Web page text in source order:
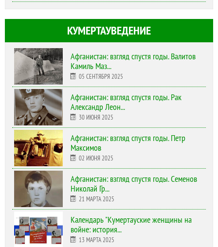
КУМЕРТАУВЕДЕНИЕ
Афганистан: взгляд спустя годы. Валитов
Камиль Маз...
05 СЕНТЯБРЯ 2025
Афганистан: взгляд спустя годы. Рак
Александр Леон...
30 ИЮНЯ 2025
Афганистан: взгляд спустя годы. Петр
Максимов
02 ИЮНЯ 2025
Афганистан: взгляд спустя годы. Семенов
Николай Гр...
21 МАРТА 2025
Календарь "Кумертауские женщины на
войне: история...
13 МАРТА 2025